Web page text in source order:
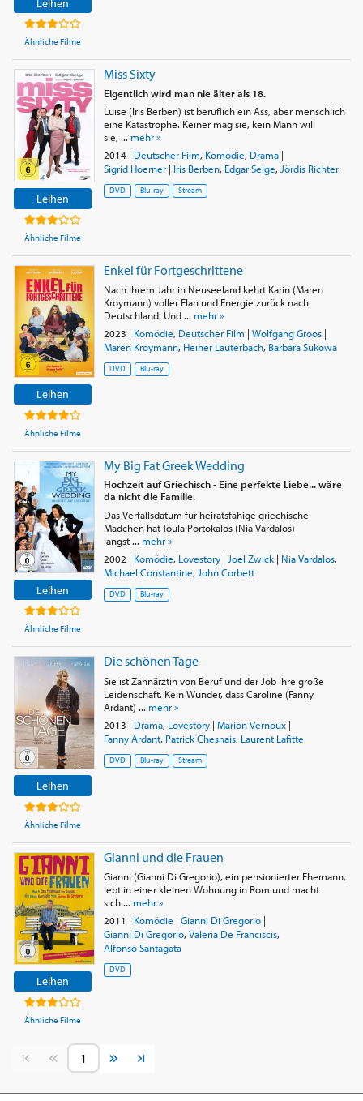
Ähnliche Filme
Leihen
Ähnliche Filme
Miss Sixty
Eigentlich wird man nie älter als 18.
Luise (Iris Berben) ist beruflich ein Ass, aber menschlich
eine Katastrophe. Keiner mag sie, kein Mann will
sie, ... mehr »
2014| Deutscher Film, Komödie, Drama|
Sigrid Hoerner| Iris Berben, Edgar Selge, Jördis Richter
DVD Blu-ray Stream
Leihen
Ähnliche Filme
Enkel für Fortgeschrittene
Nach ihrem Jahr in Neuseeland kehrt Karin (Maren
Kroymann) voller Elan und Energie zurück nach
Deutschland. Und ... mehr »
2023 | Komödie, Deutscher Film | Wolfgang Groos|
Maren Kroymann, Heiner Lauterbach, Barbara Sukowa
DVD Blu-ray
Leihen
Ähnliche Filme
My Big Fat Greek Wedding
Hochzeit auf Griechisch - Eine perfekte Liebe... wäre
da nicht die Familie.
Das Verfallsdatum für heiratsfähige griechische
Mädchen hat Toula Portokalos (Nia Vardalos)
längst ... mehr »
2002 | Komödie, Lovestory| Joel Zwick| Nia Vardalos,
Michael Constantine, John Corbett
DVD Blu-ray
Leihen
Ähnliche Filme
Die schönen Tage
Sie ist Zahnärztin von Beruf und der Job ihre große
Leidenschaft. Kein Wunder, dass Caroline (Fanny
Ardant) ... mehr »
2013 | Drama, Lovestory| Marion Vernoux|
Fanny Ardant, Patrick Chesnais, Laurent Lafitte
DVD Blu-ray Stream
Leihen
Ähnliche Filme
Gianni und die Frauen
Gianni (Gianni Di Gregorio), ein pensionierter Ehemann,
lebt in einer kleinen Wohnung in Rom und macht
sich ... mehr »
2011 | Komödie | Gianni Di Gregorio|
Gianni Di Gregorio, Valeria De Franciscis,
Alfonso Santagata
DVD
Vorherige SeiteNächste Seite